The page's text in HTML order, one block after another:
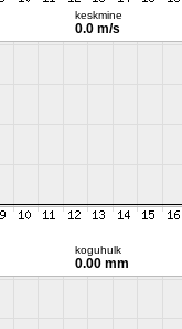
keskmine
0.0 m/s
koguhulk
0.00 mm